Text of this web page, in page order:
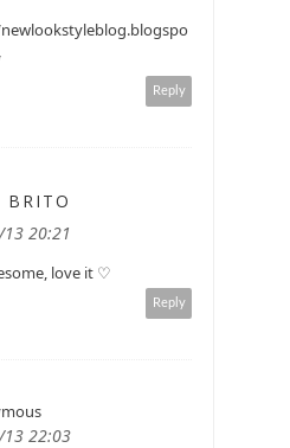
Reply
BRITO
20:21
love it ♡
Reply
22:03